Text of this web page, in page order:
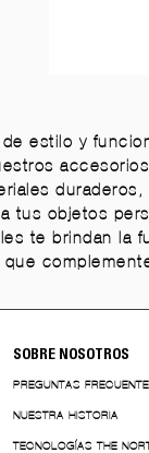
estilo y
tus objetos
te brindan la
que
SOBRE NOSOTROS
PREGUNTAS
NUESTRA HISTORIA
TECNOLOGÍAS THE